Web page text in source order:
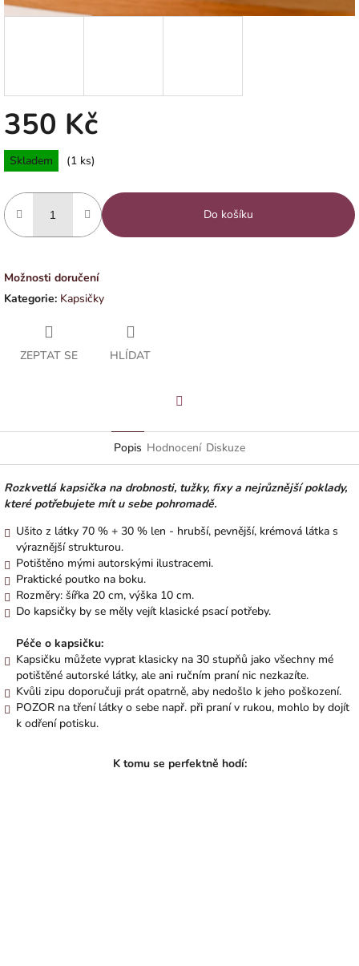
350 Kč
Měrná
cena:
Skladem (1 ks)
Do košíku
Možnosti doručení
Kategorie: Kapsičky
ZEPTAT SE HLÍDAT
Popis Hodnocení Diskuze
Rozkvetlá kapsička na drobnosti, tužky, fixy a nejrůznější poklady,
které potřebujete mít u sebe pohromadě.
Ušito z látky 70 % + 30 % len - hrubší, pevnější, krémová látka s
výraznější strukturou.
Potištěno mými autorskými ilustracemi.
Praktické poutko na boku.
Rozměry: šířka 20 cm, výška 10 cm.
Do kapsičky by se měly vejít klasické psací potřeby.
Péče o kapsičku:
Kapsičku můžete vyprat klasicky na 30 stupňů jako všechny mé
potištěné autorské látky, ale ani ručním praní nic nezkazíte.
Kvůli zipu doporučuji prát opatrně, aby nedošlo k jeho poškození.
POZOR na tření látky o sebe např. při praní v rukou, mohlo by dojít
k odření potisku.